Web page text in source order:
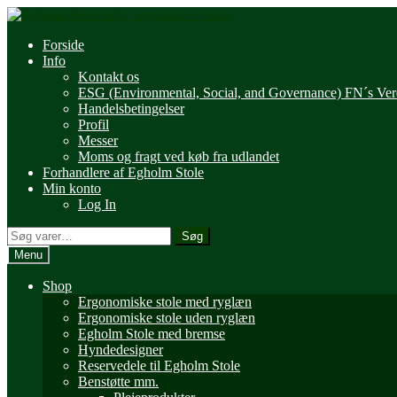
Spring
navigation
Spring
indholdForside
Info
Kontakt os
ESG (Environmental, Social, and Governance) FN´s
Handelsbetingelser
Profil
Messer
Moms og fragt ved køb fra udlandet
Forhandlere af Egholm Stole
Min konto
Log In
Søg
efter:
Søg
Menu
Shop
Ergonomiske stole med ryglæn
Ergonomiske stole uden ryglæn
Egholm Stole med bremse
Hyndedesigner
Reservedele til Egholm Stole
Benstøtte mm.